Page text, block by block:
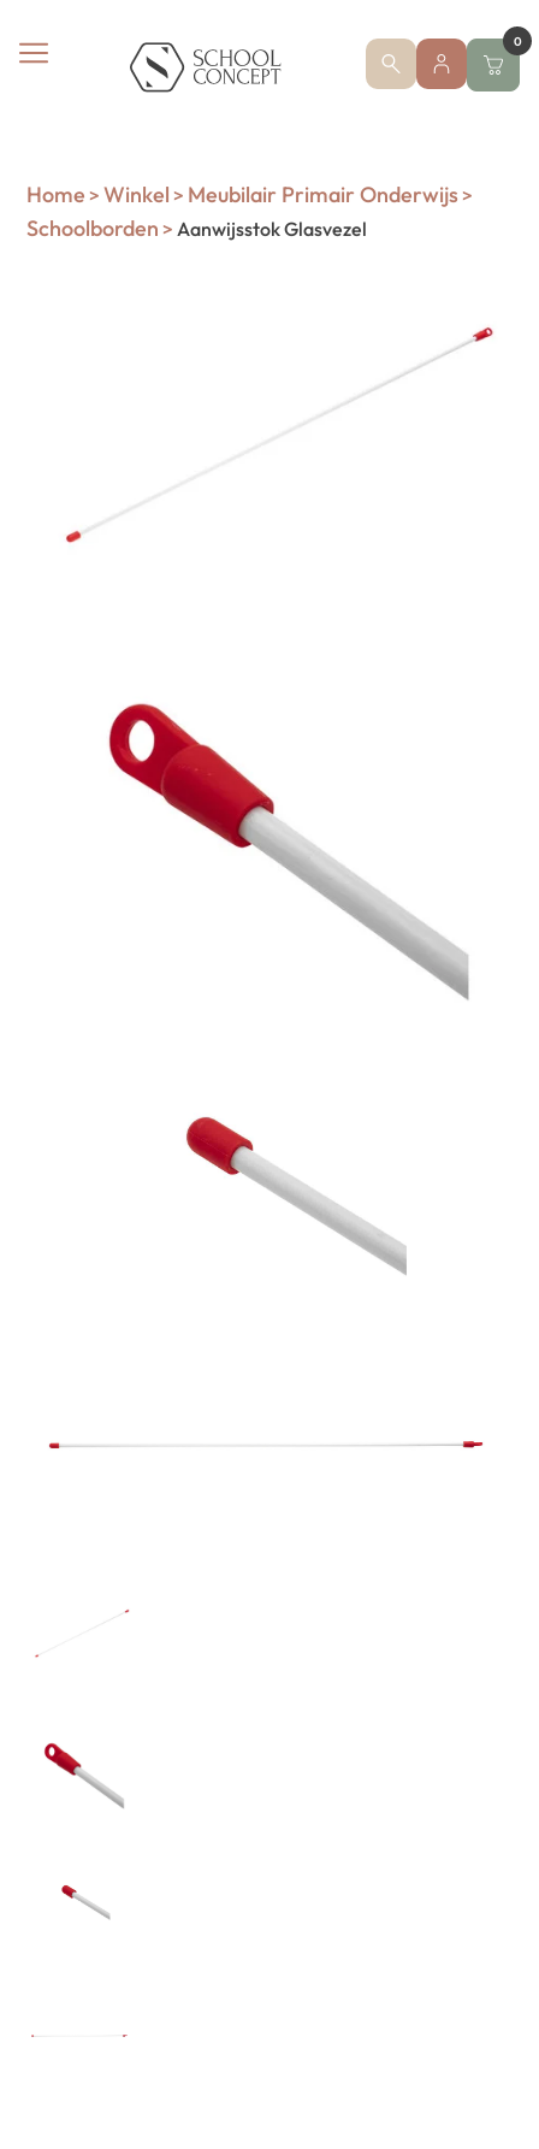
0
Home > Winkel > Meubilair Primair Onderwijs>
Schoolborden > Aanwijsstok Glasvezel